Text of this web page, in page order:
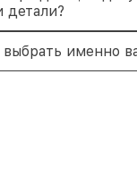
детали?
выбрать именно